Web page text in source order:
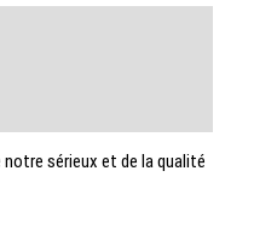
notre sérieux et de la qualité